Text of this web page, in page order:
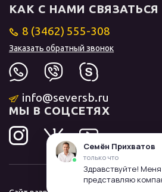
КАК С НАМИ СВЯЗАТЬСЯ
8 (3462) 555-308
Заказать обратный звонок
info@seversb.ru
МЫ В СОЦСЕТЯХ